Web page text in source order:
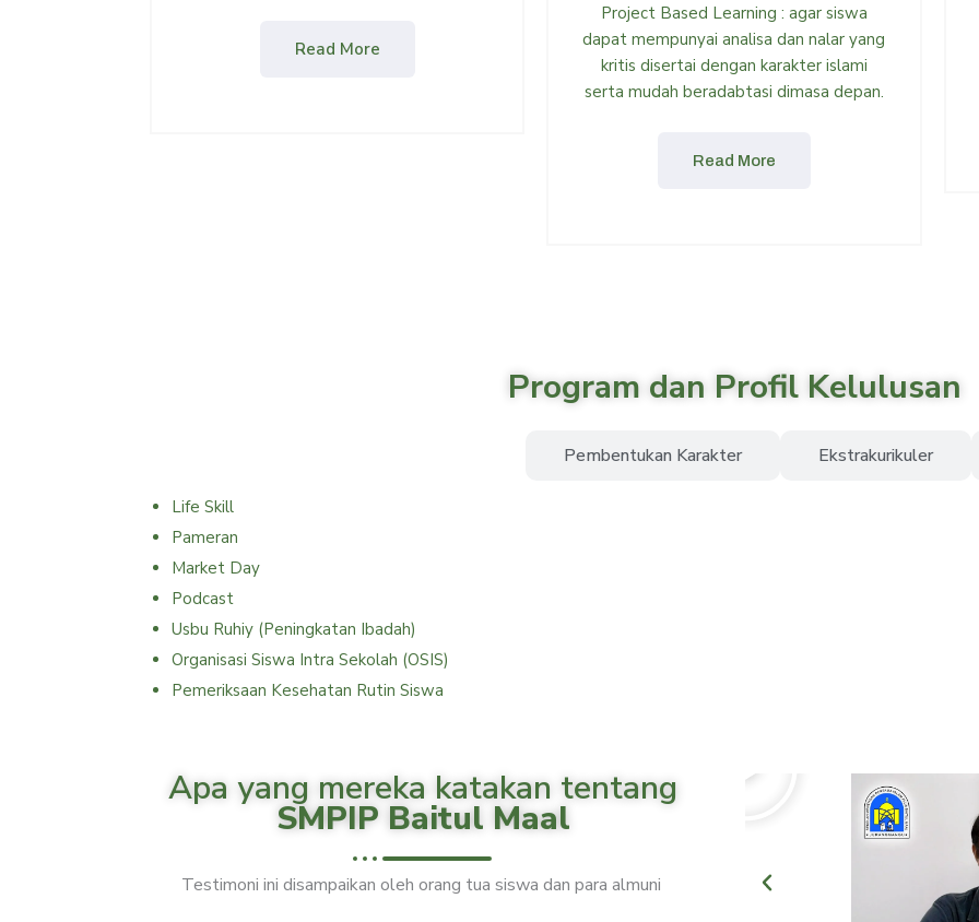
Read More
Project Based Learning : agar siswa
dapat mempunyai analisa dan nalar yang
kritis disertai dengan karakter islami
serta mudah beradabtasi dimasa depan.
Read More
Program dan Profil Kelulusan
Pembentukan Karakter Ekstrakurikuler
Life Skill
Pameran
Market Day
Podcast
Usbu Ruhiy (Peningkatan Ibadah)
Organisasi Siswa Intra Sekolah (OSIS)
Pemeriksaan Kesehatan Rutin Siswa
Apa yang mereka katakan tentang
SMPIP Baitul Maal
Testimoni ini disampaikan oleh orang tua siswa dan para almuni
a